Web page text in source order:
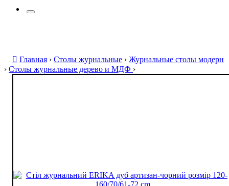
Главная › Столы журнальные › Журнальные столы модерн
› Столы журнальные дерево и МДФ ›